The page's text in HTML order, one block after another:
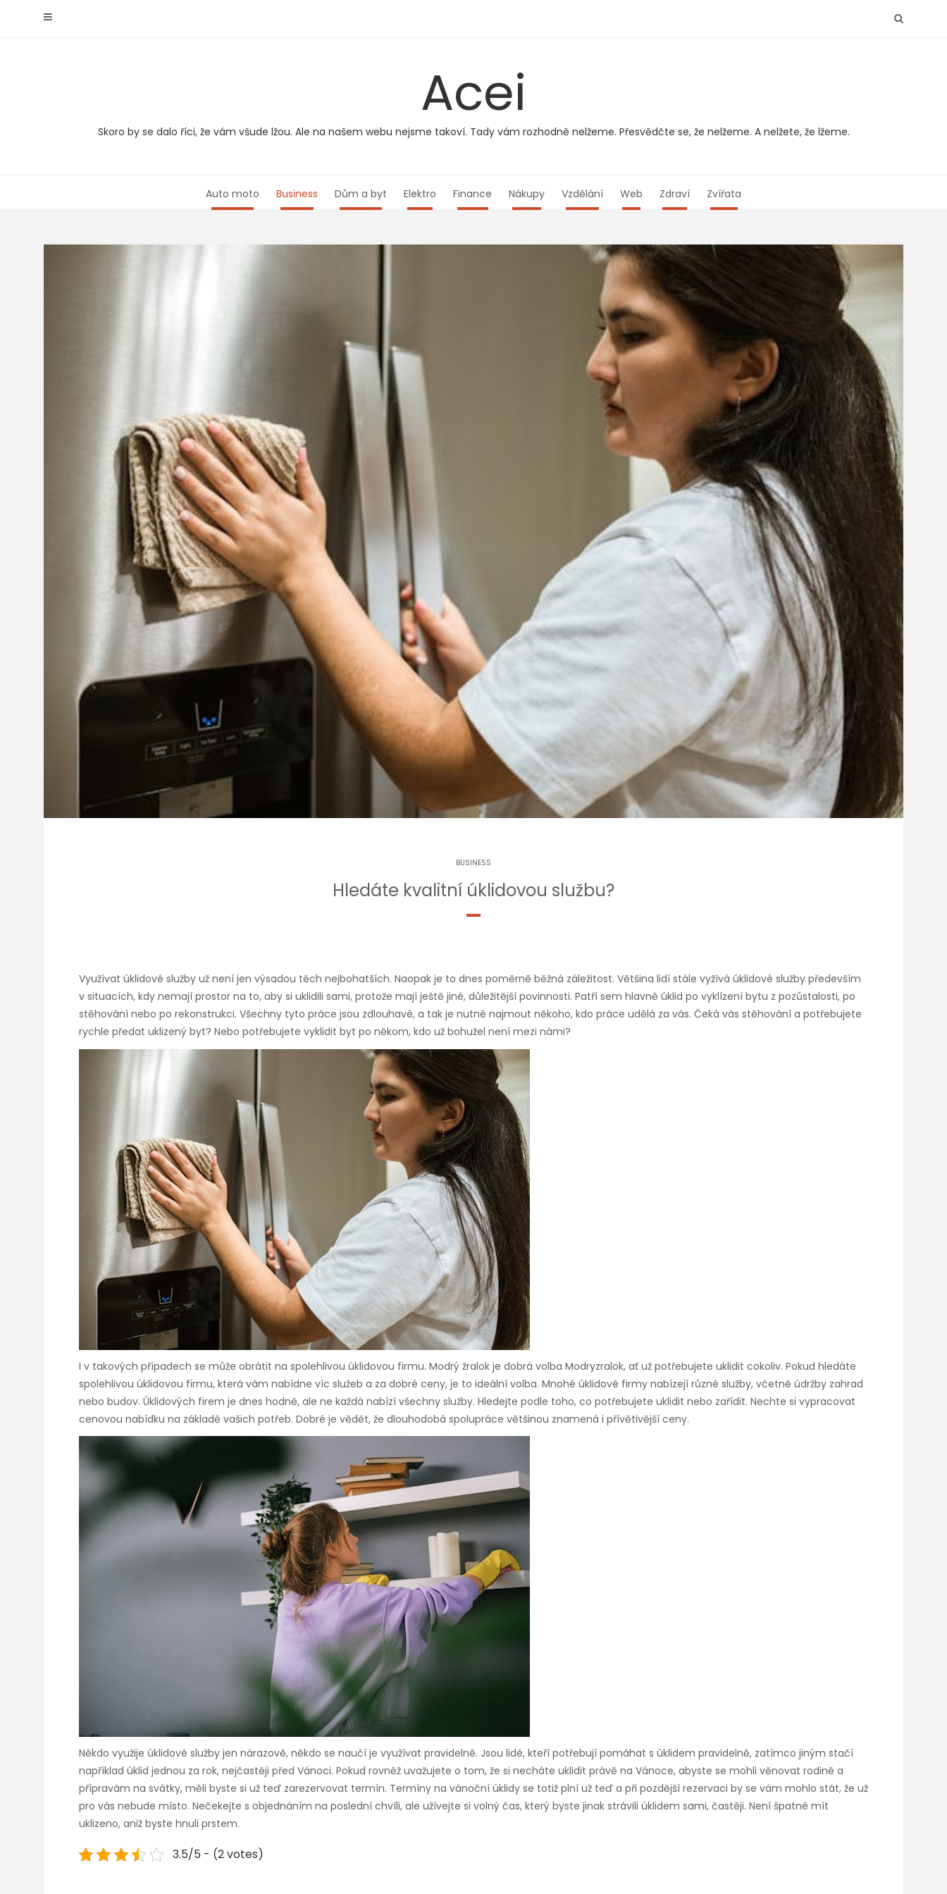
Acei
Skoro by se dalo říci, že vám všude lžou. Ale na našem webu nejsme takoví. Tady vám rozhodně nelžeme. Přesvědčte se, že nelžeme. A nelžete, že lžeme.
Auto moto Business Dům a byt Elektro Finance Nákupy Vzdělání Web Zdraví Zvířata
BUSINESS
Hledáte kvalitní úklidovou službu?
Využívat úklidové služby už není jen výsadou těch nejbohatších. Naopak je to dnes poměrně běžná záležitost. Většina lidí stále vyžívá úklidové služby především
v situacích, kdy nemají prostor na to, aby si uklidili sami, protože mají ještě jiné, důležitější povinnosti. Patří sem hlavně úklid po vyklízení bytu z pozůstalosti, po
stěhování nebo po rekonstrukci. Všechny tyto práce jsou zdlouhavé, a tak je nutné najmout někoho, kdo práce udělá za vás. Čeká vás stěhování a potřebujete
rychle předat uklizený byt? Nebo potřebujete vyklidit byt po někom, kdo už bohužel není mezi námi?
I v takových případech se může obrátit na spolehlivou úklidovou firmu. Modrý žralok je dobrá volba Modryzralok, ať už potřebujete uklidit cokoliv. Pokud hledáte
spolehlivou úklidovou firmu, která vám nabídne víc služeb a za dobré ceny, je to ideální volba. Mnohé úklidové firmy nabízejí různé služby, včetně údržby zahrad
nebo budov. Úklidových firem je dnes hodně, ale ne každá nabízí všechny služby. Hledejte podle toho, co potřebujete uklidit nebo zařídit. Nechte si vypracovat
cenovou nabídku na základě vašich potřeb. Dobré je vědět, že dlouhodobá spolupráce většinou znamená i přívětivější ceny.
Někdo využije úklidové služby jen nárazově, někdo se naučí je využívat pravidelně. Jsou lidé, kteří potřebují pomáhat s úklidem pravidelně, zatímco jiným stačí
například úklid jednou za rok, nejčastěji před Vánoci. Pokud rovněž uvažujete o tom, že si necháte uklidit právě na Vánoce, abyste se mohli věnovat rodině a
přípravám na svátky, měli byste si už teď zarezervovat termín. Termíny na vánoční úklidy se totiž plní už teď a při pozdější rezervaci by se vám mohlo stát, že už
pro vás nebude místo. Nečekejte s objednáním na poslední chvíli, ale užívejte si volný čas, který byste jinak strávili úklidem sami, častěji. Není špatné mít
uklizeno, aniž byste hnuli prstem.
3.5/5 - (2 votes)